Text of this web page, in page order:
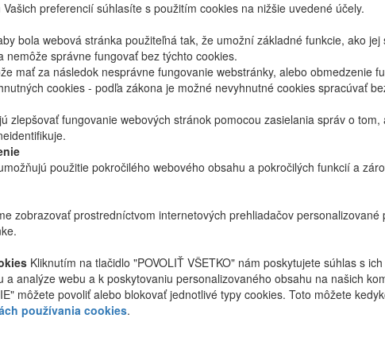
Vašich preferencií súhlasíte s použitím cookies na nižšie uvedené účely.
bola webová stránka použiteľná tak, že umožní základné funkcie, ako
nemôže správne fungovať bez týchto cookies.
mať za následok nesprávne fungovanie webstránky, alebo obmedzenie
cookies - podľa zákona je možné nevyhnutné cookies spracúvať
zlepšovať fungovanie webových stránok pomocou zasielania správ o
použitie pokročilého webového obsahu a pokročilých funkcií a
zobrazovať prostredníctvom internetových prehliadačov
Kliknutím na tlačidlo "POVOLIŤ VŠETKO" nám poskytujete súhlas s
analýze webu a k poskytovaniu personalizovaného obsahu na našich
môžete povoliť alebo blokovať jednotlivé typy cookies. Toto môžete
používania cookies.